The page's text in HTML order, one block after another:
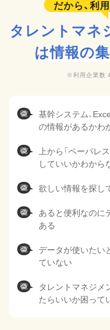
タレントマネ
は情報の
利用企業数
基幹システム、
の情報があるかわ
上から「ペーパレ
していいかわから
欲しい情報を探し
あると便利なのに
ある
データが使いたい
ていない
タレントマネジメ
たらいいか困って